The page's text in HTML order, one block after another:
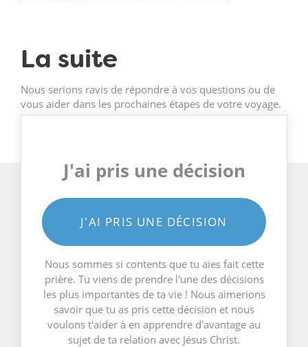
La suite
Nous serions ravis de répondre à vos questions ou de
vous aider dans les prochaines étapes de votre voyage.
J'ai pris une décision
J'AI PRIS UNE DÉCISION
Nous sommes si contents que tu aies fait cette
prière. Tu viens de prendre l'une des décisions
les plus importantes de ta vie ! Nous aimerions
savoir que tu as pris cette décision et nous
voulons t'aider à en apprendre d'avantage au
sujet de ta relation avec Jésus Christ.